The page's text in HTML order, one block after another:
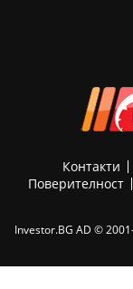
Контакти
Поверителност
Investor.BG AD ©